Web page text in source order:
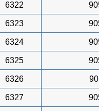
6322
6323
6324
6325
6326
6327